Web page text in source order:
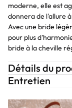
moderne, elle est
donnera de l'allure
Avec une bride
pour plus
bride à la cheville
Détails du
Entretien